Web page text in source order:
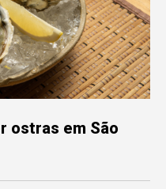
ostras em São